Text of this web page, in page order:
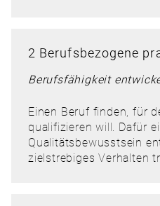
2 Berufsbezogene
Berufsfähigkeit
Einen Beruf finden, für
qualifizieren will. Dafür
Qualitätsbewusstsein
zielstrebiges Verhalten